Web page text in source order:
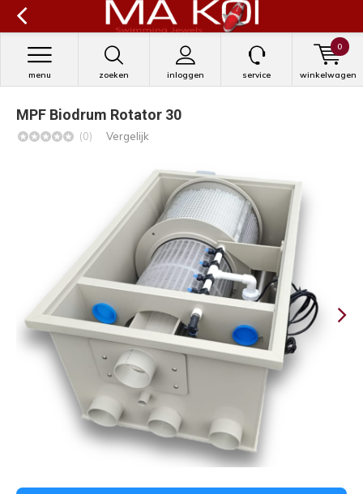
zoeken inloggen
menu service winkelwagen
0
MPF Biodrum Rotator 30
(0) Vergelijk